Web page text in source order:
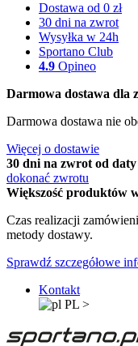
Dostawa od 0 zł
30 dni na zwrot
Wysyłka w 24h
Sportano Club
4.9 Opineo
Darmowa dostawa dla
Darmowa dostawa nie
Więcej o dostawie
30 dni na zwrot od daty
dokonać zwrotu
Większość produktów
Czas realizacji
metody dostawy.
Sprawdź szczegółowe
Kontakt
PL >